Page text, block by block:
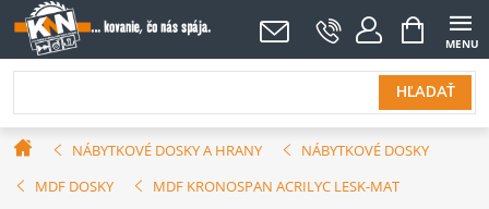
Prejsť
na
obsah
HĽADAŤ
NÁKUPNÝ
KOŠÍK
DomovNÁBYTKOVÉ DOSKY A HRANY
NÁBYTKOVÉ DOSKY
MDF DOSKY
MDF KRONOSPAN ACRILYC LESK-MAT